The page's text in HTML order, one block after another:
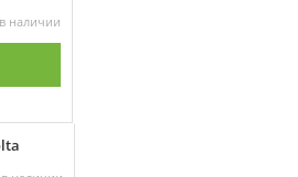
наличии